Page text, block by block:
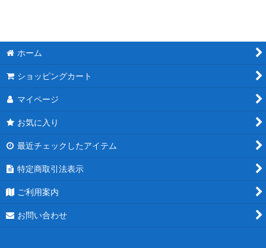
ホーム
ショッピングカート
マイページ
お気に入り
最近チェックしたアイテム
特定商取引法表示
ご利用案内
お問い合わせ